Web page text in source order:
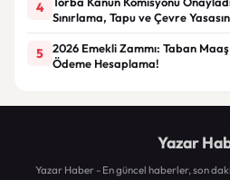
4
Sınırlama, Tapu ve Çevre
5
2026 Emekli Zammı: Taban
Ödeme Hesaplama!
Yazar
Yazar Haber - En güncel haberler, son